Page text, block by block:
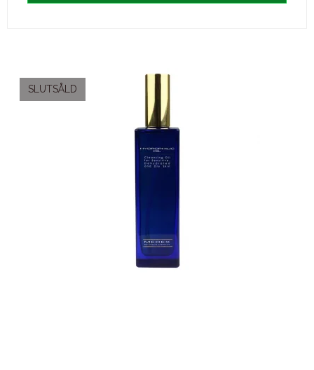
SLUTSÅLD